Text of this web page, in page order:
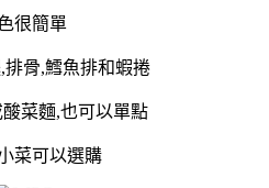
很簡單
排骨,鱈魚排和蝦捲
菜麵,也可以單點
菜可以選購